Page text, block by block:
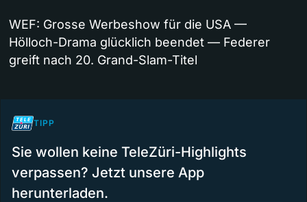
WEF: Grosse Werbeshow für die USA —
Hölloch-Drama glücklich beendet — Federer
greift nach 20. Grand-Slam-Titel
TIPP
Sie wollen keine TeleZüri-Highlights
verpassen? Jetzt unsere App
herunterladen.